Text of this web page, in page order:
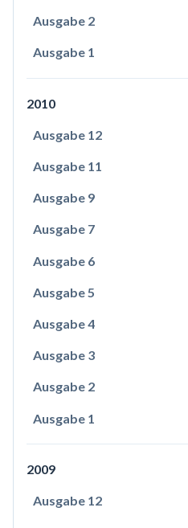
Ausgabe 2
Ausgabe 1
2010
Ausgabe 12
Ausgabe 11
Ausgabe 9
Ausgabe 7
Ausgabe 6
Ausgabe 5
Ausgabe 4
Ausgabe 3
Ausgabe 2
Ausgabe 1
2009
Ausgabe 12